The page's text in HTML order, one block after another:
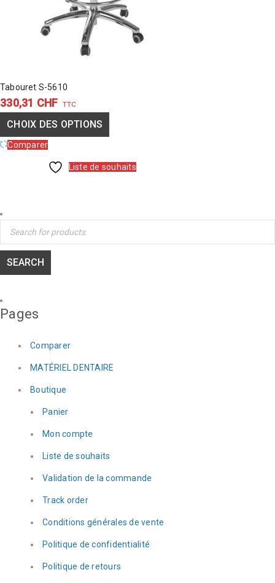
Tabouret S-5610
330,31 CHF TTC
CHOIX DES OPTIONS
Comparer
Liste de souhaits
Pages
Comparer
MATÉRIEL DENTAIRE
Boutique
Panier
Mon compte
Liste de souhaits
Validation de la commande
Track order
Conditions générales de vente
Politique de confidentialité
Politique de retours